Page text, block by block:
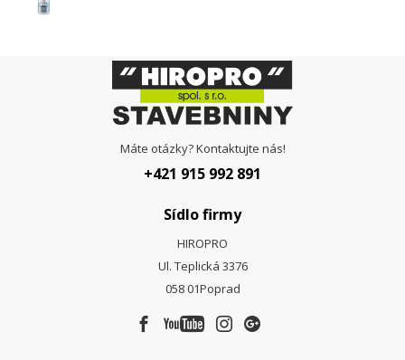
Máte otázky? Kontaktujte nás!
+421 915 992 891
Sídlo firmy
HIROPRO
Ul. Teplická 3376
058 01Poprad